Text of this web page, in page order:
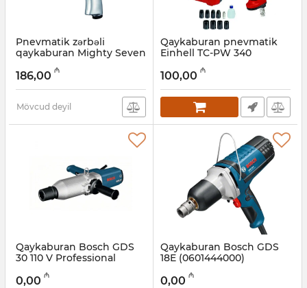
Pnevmatik zərbəli
qaykaburan Mighty Seven
Artikul: 017027000
186,00 ₼
Mövcud deyil
Qaykaburan pnevmatik
Einhell TC-PW 340
Artikul: 017027008
100,00 ₼
Qaykaburan Bosch GDS
30 110 V Professional
Artikul:
0,00 ₼
Qaykaburan Bosch GDS
18E (0601444000)
017027006
0,00 ₼